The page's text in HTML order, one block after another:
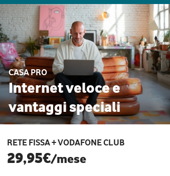
CASA PRO
Internet veloce e
vantaggi speciali
RETE FISSA + VODAFONE CLUB
29,95€/mese